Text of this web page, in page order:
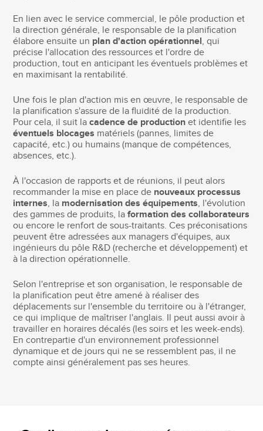
En lien avec le service commercial, le pôle production et
la direction générale, le responsable de la planification
élabore ensuite un plan d'action opérationnel, qui
précise l'allocation des ressources et l'ordre de
production, tout en anticipant les éventuels problèmes et
en maximisant la rentabilité.
Une fois le plan d'action mis en œuvre, le responsable de
la planification s'assure de la fluidité de la production.
Pour cela, il suit lacadence de production et identifie les
éventuels blocages matériels (pannes, limites de
capacité, etc.) ou humains (manque de compétences,
absences, etc.).
À l'occasion de rapports et de réunions, il peut alors
recommander la mise en place de nouveaux processus
internes, la modernisation des équipements, l'évolution
des gammes de produits, laformation des collaborateurs
ou encore le renfort de sous-traitants. Ces préconisations
peuvent être adressées aux managers d'équipes, aux
ingénieurs du pôle R&D (recherche et développement) et
à la direction opérationnelle.
Selon l'entreprise et son organisation, le responsable de
la planification peut être amené à réaliser des
déplacements sur l'ensemble du territoire ou à l'étranger,
ce qui implique de maîtriser l'anglais. Il peut aussi avoir à
travailler en horaires décalés (les soirs et les week-ends).
En contrepartie d'un environnement professionnel
dynamique et de jours qui ne se ressemblent pas, il ne
compte ainsi généralement pas ses heures.